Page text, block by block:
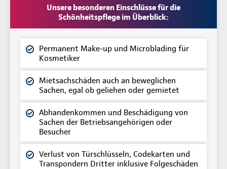
Unsere besonderen Einschlüsse für die
Schönheitspflege im Überblick:
Permanent Make-up und Microblading für
Kosmetiker
Mietsachschäden auch an beweglichen
Sachen, egal ob geliehen oder gemietet
Abhandenkommen und Beschädigung von
Sachen der Betriebsangehörigen oder
Besucher
Verlust von Türschlüsseln, Codekarten und
Transpondern Dritter inklusive Folgeschäden